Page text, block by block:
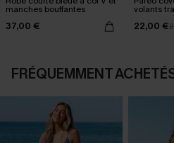
manches bouffantes
37,00 €
volants
22,00 €
FRÉQUEMMENT